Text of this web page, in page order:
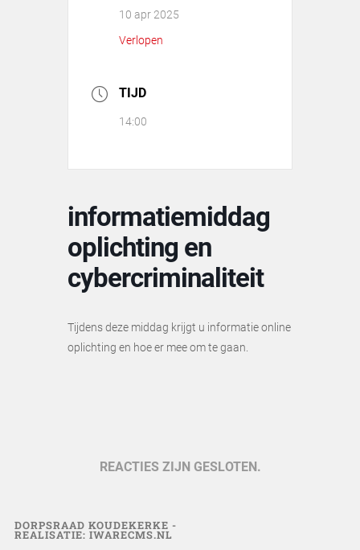
10 apr 2025
Verlopen
TIJD
14:00
informatiemiddag
oplichting en
cybercriminaliteit
Tijdens deze middag krijgt u informatie online
oplichting en hoe er mee om te gaan.
REACTIES ZIJN GESLOTEN.